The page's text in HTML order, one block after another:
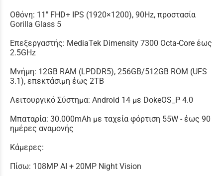
Οθόνη: 11″ FHD+ IPS (1920×1200), 90Hz, προστασία
Gorilla Glass 5
Επεξεργαστής: MediaTek Dimensity 7300 Octa-Core έως
2.5GHz
Μνήμη: 12GB RAM (LPDDR5), 256GB/512GB ROM (UFS
3.1), επεκτάσιμη έως 2TB
Λειτουργικό Σύστημα: Android 14 με DokeOS_P 4.0
Μπαταρία: 30.000mAh με ταχεία φόρτιση 55W - έως 90
ημέρες αναμονής
Κάμερες:
Πίσω: 108MP AI + 20MP Night Vision